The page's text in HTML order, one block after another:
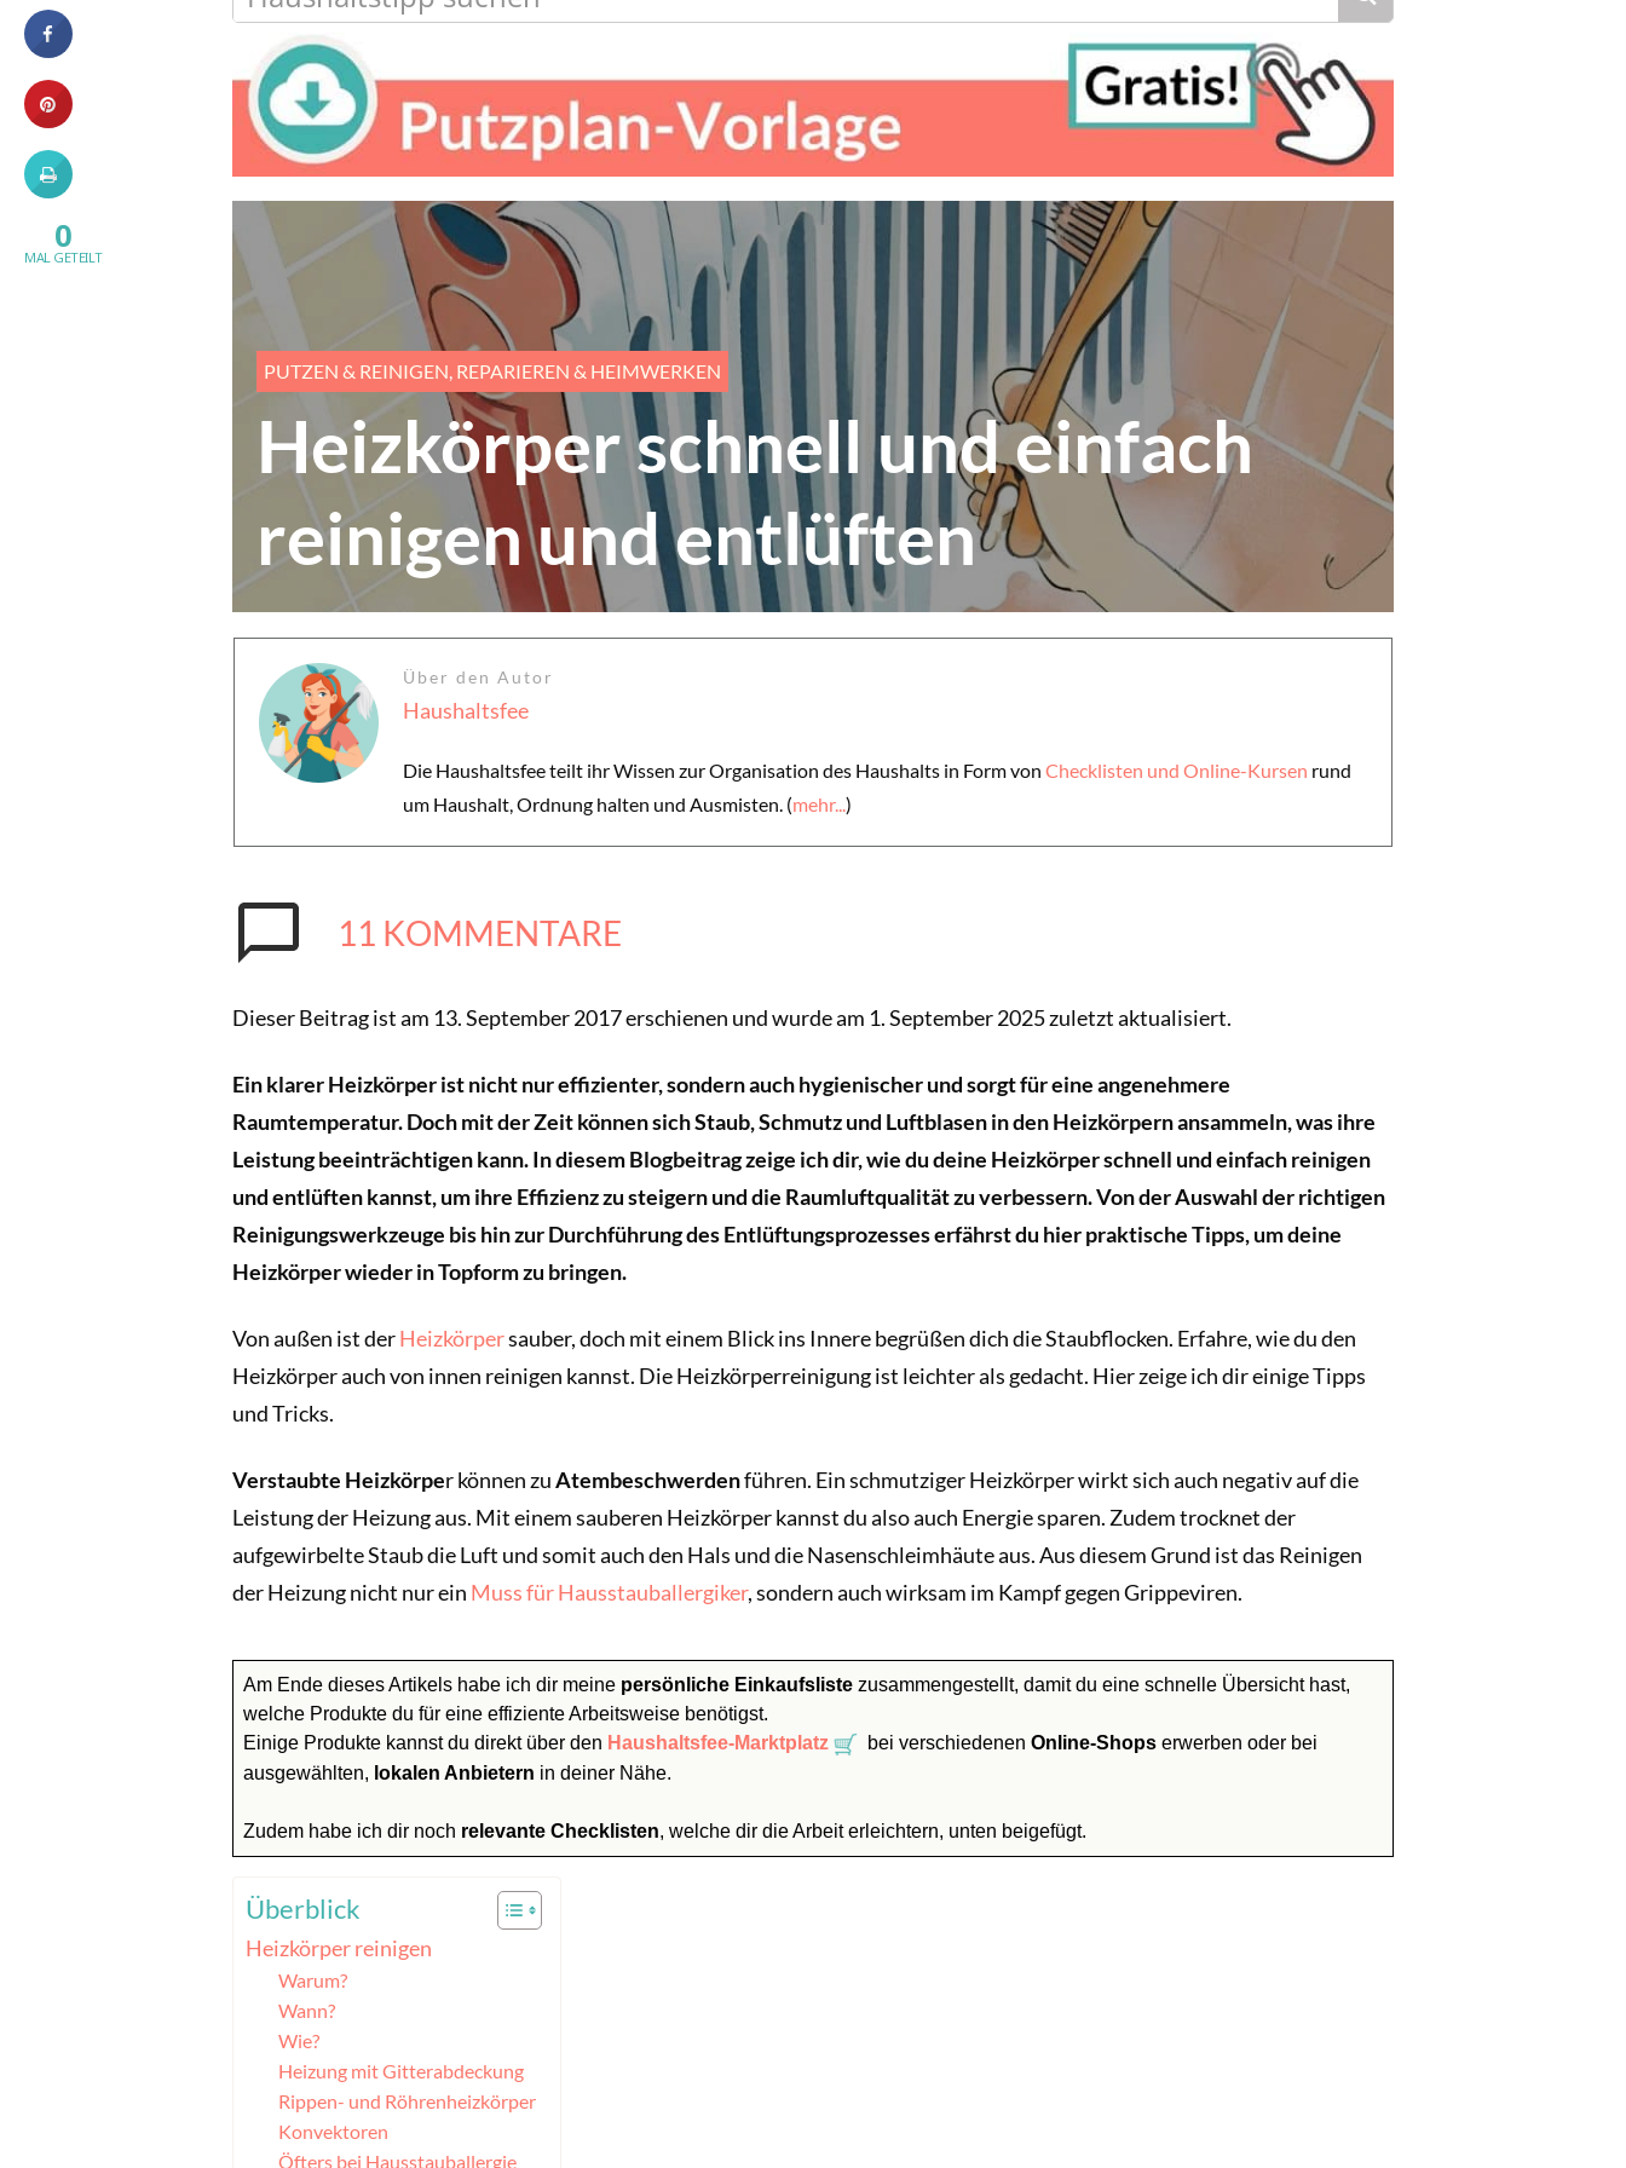
PUTZEN & REINIGEN, REPARIEREN & HEIMWERKEN
Heizkörper schnell und einfach
reinigen und entlüften
Über den Autor
Haushaltsfee
Die Haushaltsfee teilt ihr Wissen zur Organisation des Haushalts in Form von Checklisten und Online-Kursen rund
um Haushalt, Ordnung halten und Ausmisten. (mehr...)
11 KOMMENTARE
Dieser Beitrag ist am 13. September 2017 erschienen und wurde am 1. September 2025 zuletzt aktualisiert.
Ein klarer Heizkörper ist nicht nur effizienter, sondern auch hygienischer und sorgt für eine angenehmere
Raumtemperatur. Doch mit der Zeit können sich Staub, Schmutz und Luftblasen in den Heizkörpern ansammeln, was ihre
Leistung beeinträchtigen kann. In diesem Blogbeitrag zeige ich dir, wie du deine Heizkörper schnell und einfach reinigen
und entlüften kannst, um ihre Effizienz zu steigern und die Raumluftqualität zu verbessern. Von der Auswahl der richtigen
Reinigungswerkzeuge bis hin zur Durchführung des Entlüftungsprozesses erfährst du hier praktische Tipps, um deine
Heizkörper wieder in Topform zu bringen.
Von außen ist derHeizkörpersauber, doch mit einem Blick ins Innere begrüßen dich die Staubflocken. Erfahre, wie du den
Heizkörper auch von innen reinigen kannst. Die Heizkörperreinigung ist leichter als gedacht. Hier zeige ich dir einige Tipps
und Tricks.
Verstaubte Heizkörper können zuAtembeschwerdenführen. Ein schmutziger Heizkörper wirkt sich auch negativ auf die
Leistung der Heizung aus. Mit einem sauberen Heizkörper kannst du also auch Energie sparen. Zudem trocknet der
aufgewirbelte Staub die Luft und somit auch den Hals und die Nasenschleimhäute aus. Aus diesem Grund ist das Reinigen
der Heizung nicht nur ein Muss für Hausstauballergiker, sondern auch wirksam im Kampf gegen Grippeviren.
Am Ende dieses Artikels habe ich dir meine persönliche Einkaufsliste zusammengestellt, damit du eine schnelle Übersicht hast,
welche Produkte du für eine effiziente Arbeitsweise benötigst.
Einige Produkte kannst du direkt über den Haushaltsfee-Marktplatz bei verschiedenen Online-Shops erwerben oder bei
ausgewählten, lokalen Anbietern in deiner Nähe.
Zudem habe ich dir noch relevante Checklisten, welche dir die Arbeit erleichtern, unten beigefügt.
Überblick
Heizkörper reinigen
Warum?
Wann?
Wie?
Heizung mit Gitterabdeckung
Rippen- und Röhrenheizkörper
Konvektoren
Öfters bei Hausstauballergie
0
MAL GETEILT